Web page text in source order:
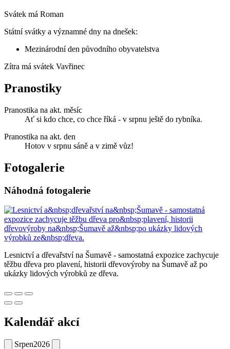
Svátek má Roman
Státní svátky a významné dny na dnešek:
Mezinárodní den původního obyvatelstva
Zítra má svátek Vavřinec
Pranostiky
Pranostika na akt. měsíc
Ať si kdo chce, co chce říká - v srpnu ještě do rybníka.
Pranostika na akt. den
Hotov v srpnu sáně a v zimě vůz!
Fotogalerie
Náhodná fotogalerie
Lesnictví a dřevařství na Šumavě - samostatná expozice zachycuje
těžbu dřeva pro plavení, historii dřevovýroby na Šumavě až po
ukázky lidových výrobků ze dřeva.
Kalendář akcí
Srpen2026